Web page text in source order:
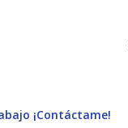
¡Contáctame!